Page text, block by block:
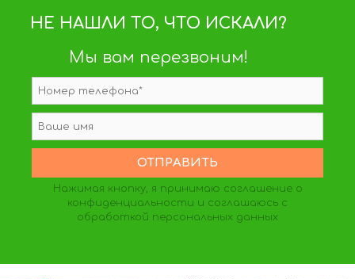
НЕ НАШЛИ ТО, ЧТО ИСКАЛИ?
Мы вам перезвоним!
Нажимая кнопку, я принимаю соглашение о
конфиденциальности и соглашаюсь с
обработкой персональных данных